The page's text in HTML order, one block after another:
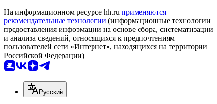
На информационном ресурсе hh.ru применяются
рекомендательные технологии (информационные технологии
предоставления информации на основе сбора, систематизации
и анализа сведений, относящихся к предпочтениям
пользователей сети «Интернет», находящихся на территории
Российской Федерации)
Русский